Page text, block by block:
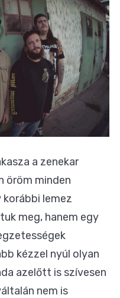
a zenekar
öröm minden
korábbi lemez
meg, hanem egy
kézzel nyúl olyan
azelőtt is szívesen
nem is